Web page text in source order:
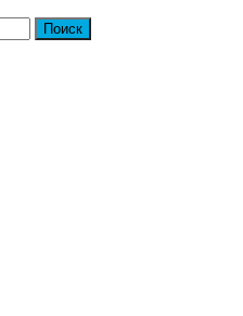
Поиск